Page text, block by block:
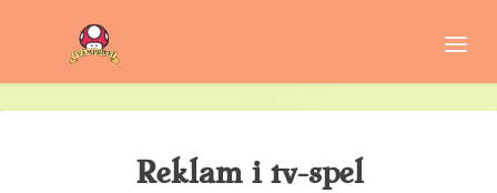
Reklam i tv-spel